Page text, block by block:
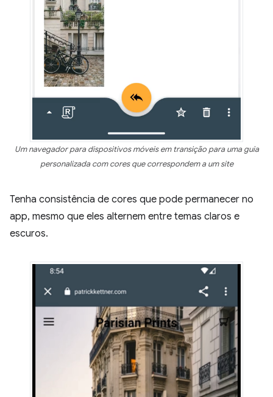
Um navegador para dispositivos móveis em transição para uma guia
personalizada com cores que correspondem a um site
Tenha consistência de cores que pode permanecer no
app, mesmo que eles alternem entre temas claros e
escuros.